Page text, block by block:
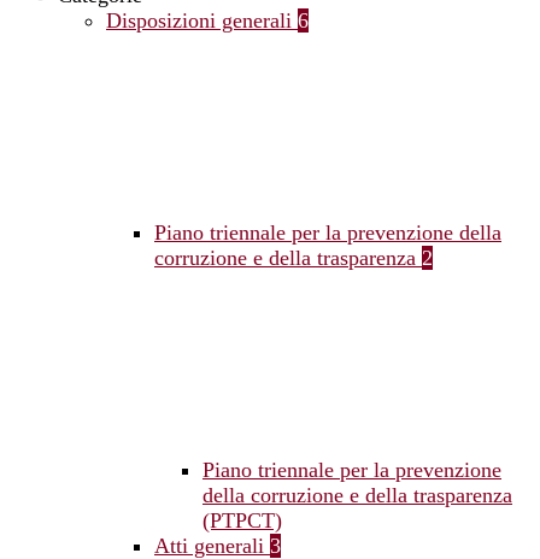
Disposizioni generali 6
Piano triennale per la prevenzione della
corruzione e della trasparenza 2
Piano triennale per la prevenzione
della corruzione e della trasparenza
(PTPCT)
Atti generali 3